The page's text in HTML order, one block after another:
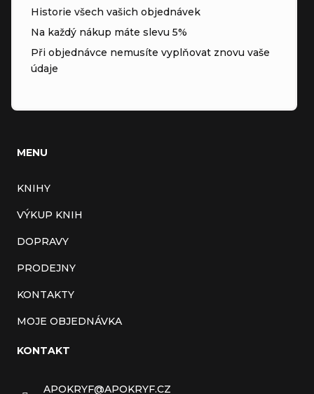
Historie všech vašich objednávek
Na každý nákup máte slevu 5%
Při objednávce nemusíte vyplňovat znovu vaše
údaje
MENU
KNIHY
VÝKUP KNIH
DOPRAVY
PRODEJNY
KONTAKTY
MOJE OBJEDNÁVKA
KONTAKT
APOKRYF@APOKRYF.CZ